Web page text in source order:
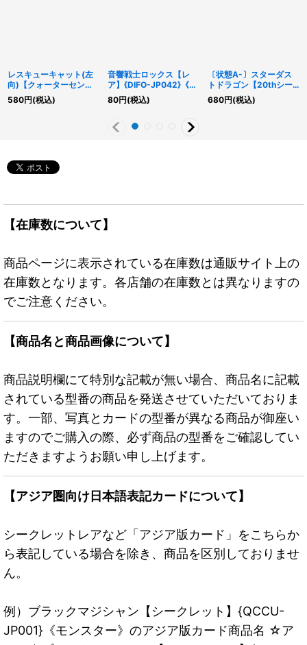
レスキューキャット(左
向)【クォーターセンチ
ュリーシークレット】
{QCAC-JP006}《モン
580円(税込)
音響戦士ロックス【レ
ア】{DIFO-JP042}《シ
ンクロ》
80円(税込)
〔状態A-〕スターダス
トドラゴン【20thシー
クレット】{20TH-
JPBS3}《シンクロ》
680円(税込)
【在庫数について】
商品ページに表示されている在庫数は通販サイト上の
在庫数となります。各店舗の在庫数とは異なりますの
でご注意ください。
【商品名と商品画像について】
商品説明欄にて特別な記載が無い場合、商品名に記載
されている型番の商品を発送させていただいておりま
す。一部、写真とカードの型番が異なる商品が御座い
ますのでご購入の際、必ず商品の型番をご確認してい
ただきますようお願い申し上げます。
【アジア圏向け日本語表記カードについて】
シークレットレアなど「アジア版カード」をこちらか
ら表記している場合を除き、商品を区別しておりませ
ん。
例）ブラックマジシャン【シークレット】{QCCU-
JP001}《モンスター》のアジア版カード商品名 ☆ア